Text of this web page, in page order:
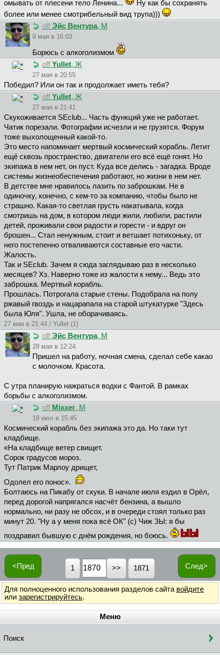
омывать от плесени тело Ленина...
Ну как бы сохранять
более или менее смотрибельный вид трупа)))
off Эйс Вентура, М
9 мая в 16:03
Борюсь с алкоголизмом
off Yullet, Ж
27 мая в 20:55
Победил? Или он так и продолжает иметь тебя?
off Yullet, Ж
27 мая в 21:41
Скукоживается SEclub... Часть функций уже не работает.
Чатик порезали. Фотографии исчезли и не грузятся. Форум
тоже выхолощенный какой-то.
Это место напоминает мертвый космический корабль. Летит
ещё сквозь пространство, двигатели его всё ещё гонят. Но
экипажа в нем нет, он пуст. Куда все делись - загадка. Вроде
системы жизнеобеспечения работают, но жизни в нем нет.
В детстве мне нравилось лазить по заброшкам. Не в
одиночку, конечно, с кем-то за компанию, чтобы было не
страшно. Какая-то светлая грусть накатывала, когда
смотришь на дом, в котором люди жили, любили, растили
детей, проживали свои радости и горести - и вдруг он
брошен... Стал ненужным, стоит и ветшает потихоньку, от
него постепенно отваливаются составные его части.
Жалость.
Так и SEclub. Зачем я сюда заглядываю раз в несколько
месяцев? Хз. Наверно тоже из жалости к нему... Ведь это
заброшка. Мертвый корабль.
Прошлась. Потрогала старые стены. Подобрала на полу
ржавый гвоздь и нацарапала на старой штукатурке "Здесь
была Юля". Ушла, не оборачиваясь.
27 мая в 21:44 / Yullet (1)
off Эйс Вентура, М
28 мая в 12:24
Пришел на работу, ночная смена, сделал себе какао
с молочком. Красота.
С утра планирую нажраться водки с Фантой. В рамках
борьбы с алкоголизмом.
off Mixxer, М
18 июл в 15:45
Космический корабль без экипажа это да. Но таки тут
кладбище.
«На кладбище ветер свищет.
Сорок градусов мороз.
Тут Патрик Марлоу дрищет,
Одолел его понос».
Болтаюсь на Пикабу от скуки. В начале июля ездил в Орёл,
перед дорогой напрягался насчёт бензина, а вышло
нормально, ни разу не обсох, и в очереди стоял только раз
минут 20. "Ну а у меня пока всё ОК" (с) Чиж ЗЫ: я бы
поздравил бывшую с днём рождения, но боюсь.
<Пред След>
1 1871
Для полноценного использования разделов сайта войдите
или зарегистрируйтесь.
Меню
Поиск